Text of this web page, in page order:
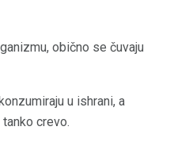
obično se čuvaju
u ishrani, a
crevo.